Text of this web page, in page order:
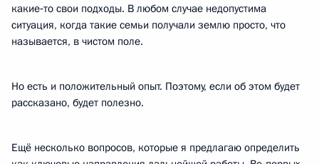
какие‑то свои подходы. В любом случае недопустима
ситуация, когда такие семьи получали землю просто, что
называется, в чистом поле.
Но есть и положительный опыт. Поэтому, если об этом будет
рассказано, будет полезно.
Ещё несколько вопросов, которые я предлагаю определить